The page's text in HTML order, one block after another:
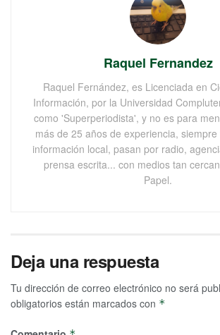
Raquel Fernandez
Raquel Fernández, es Licenciada en
Información, por la Universidad
como 'Superperiodista', y no es para
más de 25 años de experiencia,
información local, pasan por radio,
prensa escrita... con medios tan
Papel.
Deja una respuesta
Tu dirección de correo electrónico no será
obligatorios están marcados con *